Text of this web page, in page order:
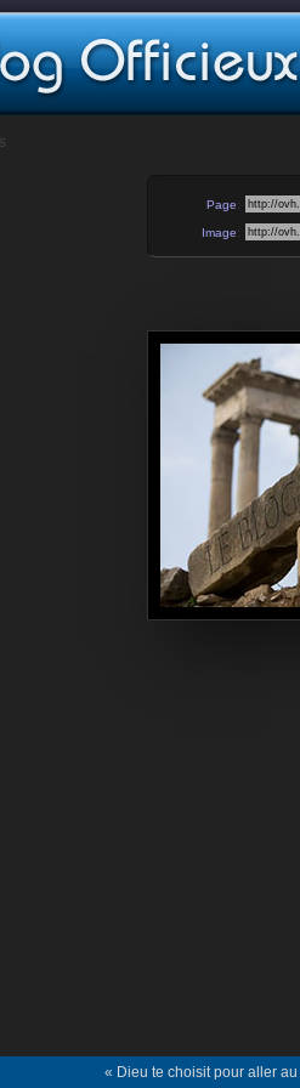
Page:
Image:
« Dieu te choisit pour aller